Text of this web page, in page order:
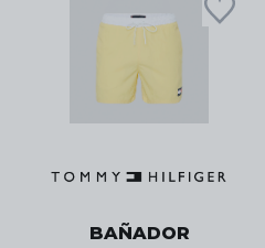
BAÑADOR